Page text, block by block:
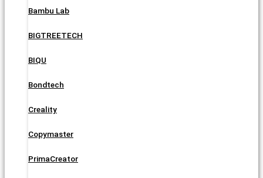
Bambu Lab
BIGTREETECH
BIQU
Bondtech
Creality
Copymaster
PrimaCreator